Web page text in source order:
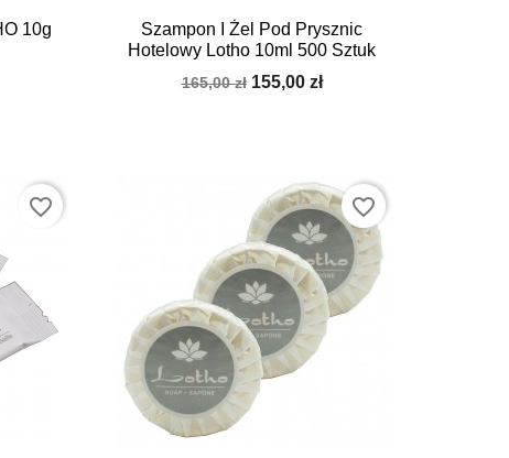
10g
Szampon I Żel Pod Prysznic
Hotelowy Lotho 10ml 500 Sztuk
165,00 zł 155,00 zł
Szybki podgląd
favorite_border favorite_border